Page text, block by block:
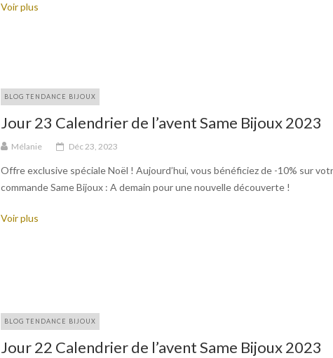
Voir plus
BLOG TENDANCE BIJOUX
Jour 23 Calendrier de l’avent Same Bijoux 2023
Mélanie Déc 23, 2023
Offre exclusive spéciale Noël ! Aujourd’hui, vous bénéficiez de -10% sur
commande Same Bijoux : A demain pour une nouvelle découverte !
Voir plus
BLOG TENDANCE BIJOUX
Jour 22 Calendrier de l’avent Same Bijoux 2023